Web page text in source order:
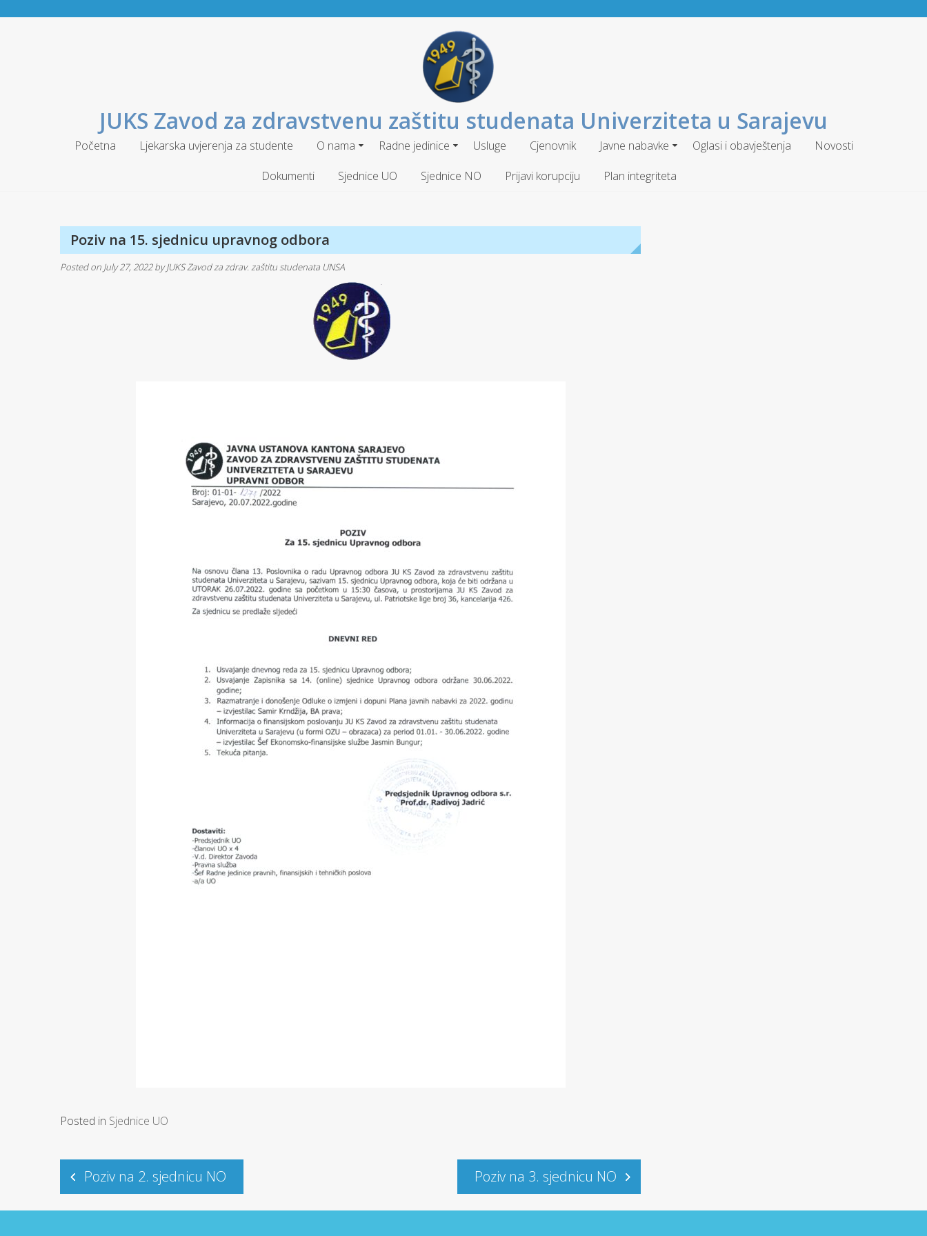
JUKS Zavod za zdravstvenu zaštitu studenata Univerziteta u Sarajevu
Početna Ljekarska uvjerenja za studente O nama Radne jedinice Usluge Cjenovnik Javne nabavke Oglasi i obavještenja
Novosti
Dokumenti
Sjednice UO Sjednice NO Prijavi korupciju Plan integriteta
Poziv na 15. sjednicu upravnog odbora
Posted on July 27, 2022byJUKS Zavod za zdrav. zaštitu studenata UNSA
Posted in Sjednice UO
Post
navigation
Poziv na 2. sjednicu NO Poziv na 3. sjednicu NO